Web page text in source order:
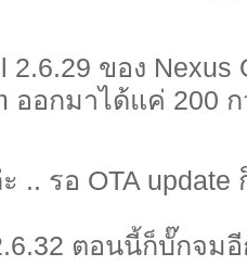
2.6.29 ของ
ออกมาได้แค่ 200
.. รอ OTA
ตอนนี้ก็บั๊กจม